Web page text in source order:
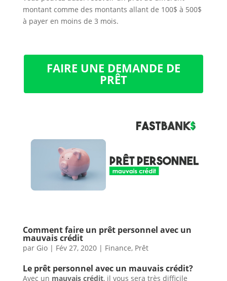
montant comme des montants allant de 100$ à 500$
à payer en moins de 3 mois.
FAIRE UNE DEMANDE DE
PRÊT
Comment faire un prêt personnel avec un
mauvais crédit
par Gio| Fév 27, 2020| Finance, Prêt
Le prêt personnel avec un mauvais crédit?
Avec un mauvais crédit, il vous sera très difficile